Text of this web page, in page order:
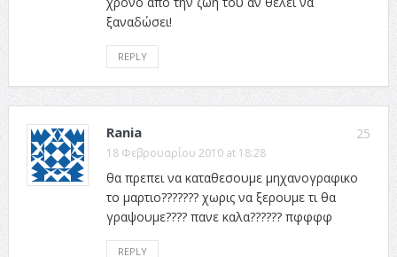
ξαναδώσει!
REPLY
25
Rania
18 Φεβρουαρίου 2010 at 18:28
θα πρεπει να καταθεσουμε μηχανογραφικο
το μαρτιο??????? χωρις να ξερουμε τι θα
γραψουμε???? πανε καλα?????? πφφφφ
REPLY